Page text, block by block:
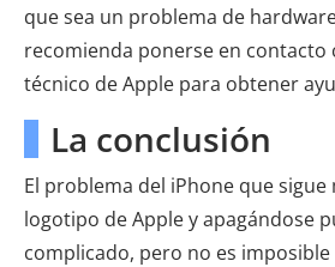
que sea un problema de
recomienda ponerse en contacto
técnico de Apple para obtener
La conclusión
El problema del iPhone que
logotipo de Apple y apagándose
complicado, pero no es